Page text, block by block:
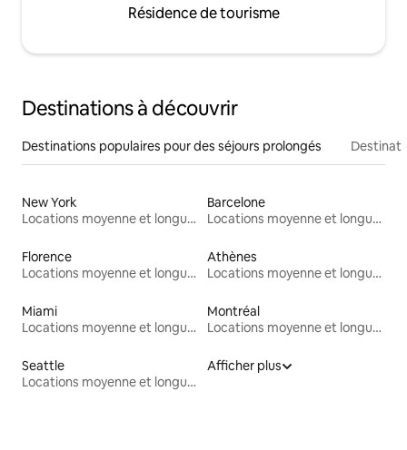
Résidence de tourisme
Destinations à découvrir
Destinations populaires pour des séjours prolongés
New York
Locations moyenne et longue durée
Barcelone
Locations moyenne et longue durée
Florence
Locations moyenne et longue durée
Athènes
Locations moyenne et longue durée
Miami
Locations moyenne et longue durée
Montréal
Locations moyenne et longue durée
Seattle
Locations moyenne et longue durée
Afficher plus